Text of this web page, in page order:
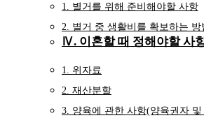
1. 별거를 위해 준비해야할 사항
2. 별거 중 생활비를 확보하는 방
Ⅳ. 이혼할 때 정해야할 사
1. 위자료
2. 재산분할
3. 양육에 관한 사항(양육권자